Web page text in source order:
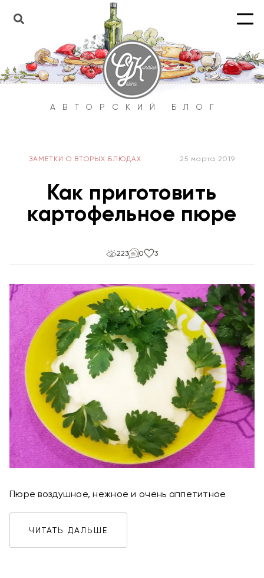
АВТОРСКИЙ БЛОГ
ЗАМЕТКИ О ВТОРЫХ БЛЮДАХ 25 марта 2019
Как приготовить
картофельное пюре
223 0 3
Пюре воздушное, нежное и очень аппетитное
ЧИТАТЬ ДАЛЬШЕ